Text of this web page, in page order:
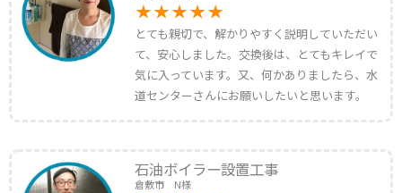
とても親切で、解かりやすく説明していただい
て、安心しました。交換後は、とてもキレイで
気に入っています。又、何かありましたら、水
道センターさんにお願いしたいと思います。
石油ボイラー設置工事
倉敷市 N様